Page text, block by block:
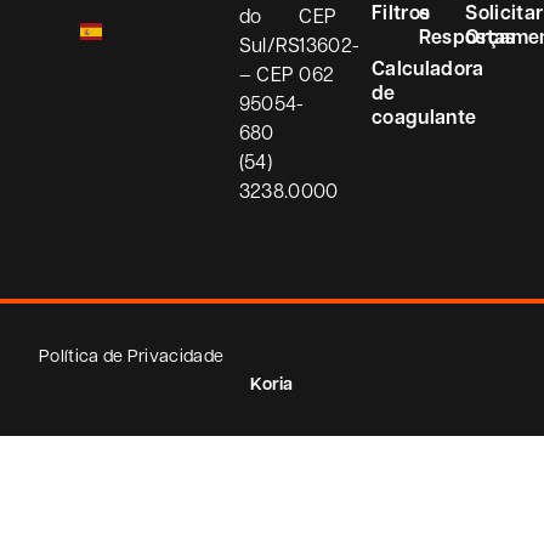
do
Sul/RS
– CEP
95054-
680
(54)
3238.0000
CEP
13602-
062
Filtros
Calculadora
de
coagulante
e
Respostas
Solicitar
Política de Privacidade
Koria